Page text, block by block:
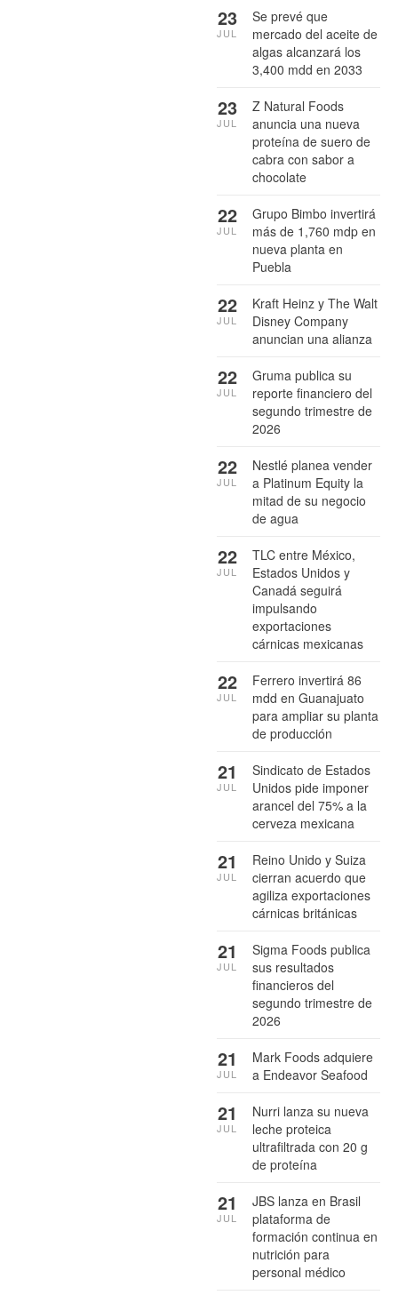
Se prevé que
mercado del aceite de
algas alcanzará los
3,400 mdd en 2033
23
JUL
Z Natural Foods
anuncia una nueva
proteína de suero de
cabra con sabor a
chocolate
23
JUL
Grupo Bimbo invertirá
más de 1,760 mdp en
nueva planta en
Puebla
22
JUL
Kraft Heinz y The Walt
Disney Company
anuncian una alianza
22
JUL
Gruma publica su
reporte financiero del
segundo trimestre de
2026
22
JUL
Nestlé planea vender
a Platinum Equity la
mitad de su negocio
de agua
22
JUL
TLC entre México,
Estados Unidos y
Canadá seguirá
impulsando
exportaciones
cárnicas mexicanas
22
JUL
Ferrero invertirá 86
mdd en Guanajuato
para ampliar su planta
de producción
22
JUL
Sindicato de Estados
Unidos pide imponer
arancel del 75% a la
cerveza mexicana
21
JUL
Reino Unido y Suiza
cierran acuerdo que
agiliza exportaciones
cárnicas británicas
21
JUL
Sigma Foods publica
sus resultados
financieros del
segundo trimestre de
2026
21
JUL
Mark Foods adquiere
a Endeavor Seafood
21
JUL
Nurri lanza su nueva
leche proteica
ultrafiltrada con 20 g
de proteína
21
JUL
JBS lanza en Brasil
plataforma de
formación continua en
nutrición para
personal médico
21
JUL